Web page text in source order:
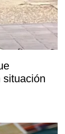
situación